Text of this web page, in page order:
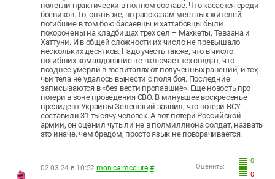
полегли практически в полном составе. Что касается среди
боевиков. То, опять же, по рассказам местных жителей,
погибшие в том бою басаевцы и хаттабовцы были
похоронены на кладбищах трех сел – Махкеты, Тевзана и
Хаттуни. И в общей сложности их число не превышало
нескольких десятков. Надо учесть также, что в число
погибших командование не включает тех солдат, что
позднее умерли в госпиталях от полученных ранений, и тех,
чьи тела не удалось вынести с поля боя. Последние
записываются в «без вести пропавшие». Еще новость про
потери в зоне проведения СВО. В минувшее воскресенье
президент Украины Зеленский заявил, что потери ВСУ
составили 31 тысячу человек. А вот потери Российской
армии, он оценил чуть ли не в полмиллиона солдат, назвать
это иначе. чем бредом, просто язык не поворачивается.
0
0
Оценить:
02.03.24 в 10:52 monica.mcclure #